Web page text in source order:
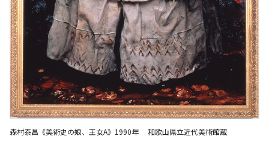
森村泰昌《美術史の娘、王女A》1990年 和歌山県立近代美術館蔵